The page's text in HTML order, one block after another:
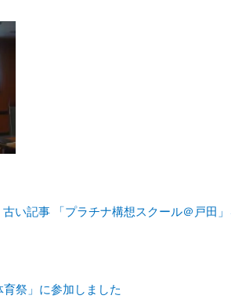
古い記事 「プラチナ構想スクール＠戸田
祭」に参加しました